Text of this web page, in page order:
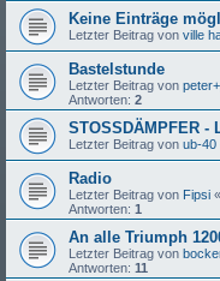
Keine Einträge
Letzter Beitrag von ville
Bastelstunde
Letzter Beitrag von
Antworten: 2
STOSSDÄMPFER -
Letzter Beitrag von ub-40
Radio
Letzter Beitrag von Fipsi «
Antworten: 1
An alle Triumph
Letzter Beitrag von
Antworten: 11